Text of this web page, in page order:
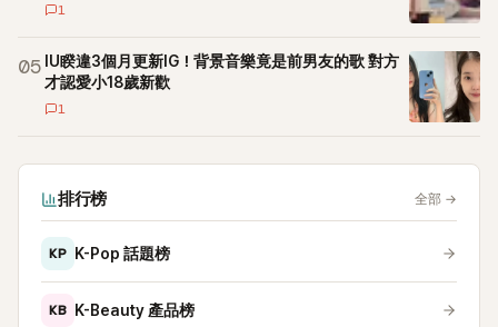
1
05 IU睽違3個月更新IG！背景音樂竟是前男友的歌 對方
才認愛小18歲新歡
1
排行榜 全部 →
KP K-Pop 話題榜
KB K-Beauty 產品榜